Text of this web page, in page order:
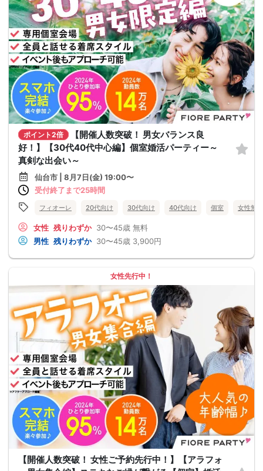
ポイント2倍
【開催人数突破！ 男女バランス良
好！】【30代40代中心編】個室婚活パーティー～
真剣な出会い～
仙台市 | 8月7日(金) 19:00〜
受付終了まで25時間
フィオーレ 20代向け 30代向け 40代向け 個室 女性無料
女性 残りわずか 30〜45歳 無料
男性 残りわずか 30〜45歳 3,900円
女性先行中！
【開催人数突破！ 女性ご予約先行中！】【アラフォ